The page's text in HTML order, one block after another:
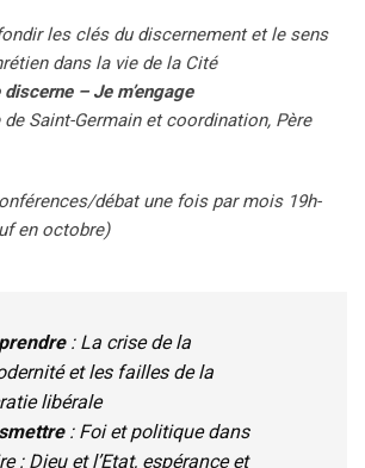
les clés du discernement et le sens
dans la vie de la Cité
– Je m’engage
Saint-Germain et coordination, Père
débat une fois par mois 19h-
en octobre)
: La crise de la
et les failles de la
libérale
: Foi et politique dans
: Dieu et l’Etat, espérance et